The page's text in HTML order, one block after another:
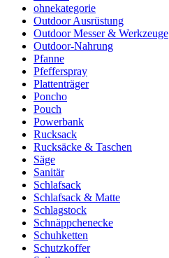
ohnekategorie
Outdoor Ausrüstung
Outdoor Messer & Werkzeuge
Outdoor-Nahrung
Pfanne
Pfefferspray
Plattenträger
Poncho
Pouch
Powerbank
Rucksack
Rucksäcke & Taschen
Säge
Sanitär
Schlafsack
Schlafsack & Matte
Schlagstock
Schnäppchenecke
Schuhketten
Schutzkoffer